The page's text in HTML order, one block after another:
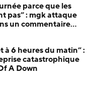
parce que les
pas” : mgk attaque
un commentaire
à 6 heures du matin” :
catastrophique
A Down